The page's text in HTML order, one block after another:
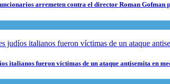
arremeten contra el director Roman
italianos fueron víctimas de un ataque antisemita en